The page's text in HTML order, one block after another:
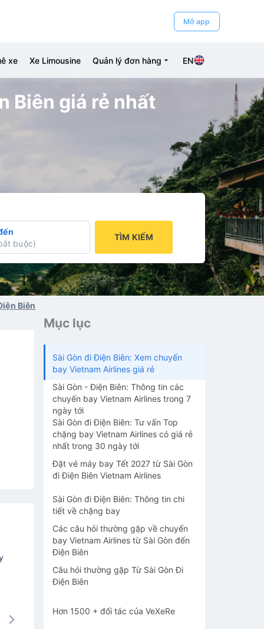
Mở app
xe Xe Limousine Quản lý đơn hàng EN
Biên giá rẻ nhất
buộc)
TÌM KIẾM
Biên
16/08
17/08
Mục lục
Sài Gòn đi Điện Biên: Xem chuyến
bay Vietnam Airlines giá rẻ
Sài Gòn - Điện Biên: Thông tin các
chuyến bay Vietnam Airlines trong 7
ngày tới
Sài Gòn đi Điện Biên: Tư vấn Top
chặng bay Vietnam Airlines có giá rẻ
nhất trong 30 ngày tới
Đặt vé máy bay Tết 2027 từ Sài Gòn
đi Điện Biên Vietnam Airlines
Sài Gòn đi Điện Biên: Thông tin chi
tiết về chặng bay
Các câu hỏi thường gặp về chuyến
bay Vietnam Airlines từ Sài Gòn đến
Điện Biên
Câu hỏi thường gặp Từ Sài Gòn Đi
Điện Biên
Hơn 1500 + đối tác của VeXeRe